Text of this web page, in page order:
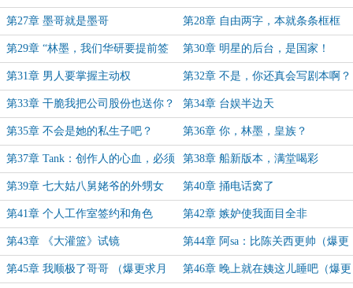
试？
第27章 墨哥就是墨哥 第28章 自由两字，本就条条框框
第29章 “林墨，我们华研要提前签
下你！”
第30章 明星的后台，是国家！
第31章 男人要掌握主动权 第32章 不是，你还真会写剧本啊？
第33章 干脆我把公司股份也送你？ 第34章 台娱半边天
第35章 不会是她的私生子吧？ 第36章 你，林墨，皇族？
第37章 Tank：创作人的心血，必须
尊重
第38章 船新版本，满堂喝彩
第39章 七大姑八舅姥爷的外甥女 第40章 捅电话窝了
第41章 个人工作室签约和角色 第42章 嫉妒使我面目全非
第43章 《大灌篮》试镜 第44章 阿sa：比陈关西更帅（爆更
求月票）
第45章 我顺极了哥哥 （爆更求月 第46章 晚上就在姨这儿睡吧（爆更